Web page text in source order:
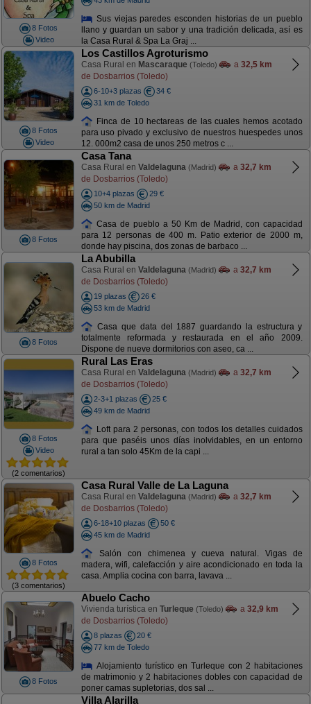
8 Fotos
Video
Sus viejas paredes esconden historias de un pueblo
llano y guardan un sabor y una tradición delicada, así es
la Casa Rural & Spa La Graj ...
8 Fotos
Video
Los Castillos Agroturismo
Casa Rural en Mascaraque (Toledo) a 32,5 km
de Dosbarrios (Toledo)
6-10+3 plazas
34 €
31 km de Toledo
Finca de 10 hectareas de las cuales hemos acotado
para uso pivado y exclusivo de nuestros huespedes unos
12. 000m2 casa de unos 250 metros c ...
8 Fotos
Casa Tana
Casa Rural en Valdelaguna (Madrid) a 32,7 km
de Dosbarrios (Toledo)
10+4 plazas
29 €
50 km de Madrid
Casa de pueblo a 50 Km de Madrid, con capacidad
para 12 personas de 400 m. Patio exterior de 2000 m,
donde hay piscina, dos zonas de barbaco ...
8 Fotos
La Abubilla
Casa Rural en Valdelaguna (Madrid) a 32,7 km
de Dosbarrios (Toledo)
19 plazas
26 €
53 km de Madrid
Casa que data del 1887 guardando la estructura y
totalmente reformada y restaurada en el año 2009.
Dispone de nueve dormitorios con aseo, ca ...
8 Fotos
Video
(2 comentarios)
Rural Las Eras
Casa Rural en Valdelaguna (Madrid) a 32,7 km
de Dosbarrios (Toledo)
2-3+1 plazas
25 €
49 km de Madrid
Loft para 2 personas, con todos los detalles cuidados
para que paséis unos días inolvidables, en un entorno
rural a tan solo 45Km de la capi ...
8 Fotos
(3 comentarios)
Casa Rural Valle de La Laguna
Casa Rural en Valdelaguna (Madrid) a 32,7 km
de Dosbarrios (Toledo)
6-18+10 plazas
50 €
45 km de Madrid
Salón con chimenea y cueva natural. Vigas de
madera, wifi, calefacción y aire acondicionado en toda la
casa. Amplia cocina con barra, lavava ...
8 Fotos
Abuelo Cacho
Vivienda turística en Turleque (Toledo) a 32,9 km
de Dosbarrios (Toledo)
8 plazas
20 €
77 km de Toledo
Alojamiento turístico en Turleque con 2 habitaciones
de matrimonio y 2 habitaciones dobles con capacidad de
poner camas supletorias, dos sal ...
Villa Alarilla